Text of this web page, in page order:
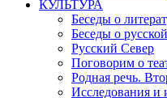
КУЛЬТУРА
Беседы о
Беседы о
Русский Север
Поговорим о
Родная речь.
Исследования и